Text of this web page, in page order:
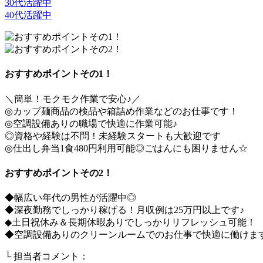
30代活躍中
40代活躍中
おすすめポイントその1！
＼簡単！モクモク作業で安心♪／
◎カップ麺商品の検品や箱詰め作業などのお仕事です！
◎空調設備ありの職場で快適に作業可能♪
◎資格や経験は不問！未経験スタートも大歓迎です
◎仕出し弁当1食480円利用可能◎ごはんにも困りません☆
おすすめポイントその2！
◆幅広い年代の男性が活躍中◎
◆深夜勤務でしっかり稼げる！月収例は25万円以上です♪
◆土日祝休み＆長期休暇ありでしっかりリフレッシュ可能！
◆空調設備ありのクリーンルームでのお仕事で快適に働け
└ 担当者コメント：